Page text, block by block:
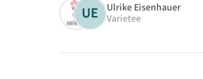
UE
Ulrike Eisenhauer
Varietee